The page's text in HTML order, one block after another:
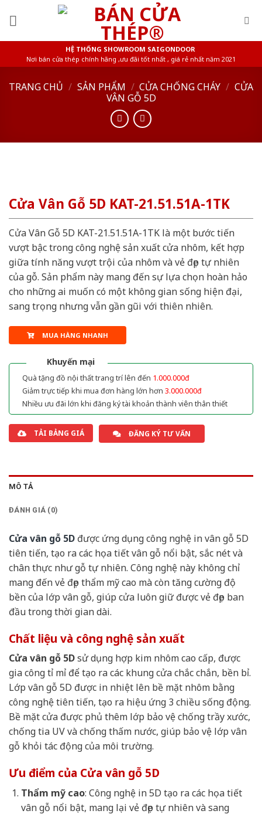
HỆ THỐNG SHOWROOM SAIGONDOOR
Nơi bán cửa thép chính hãng ,ưu đãi tốt nhất , giá rẻ nhất năm 2021
TRANG CHỦ / SẢN PHẨM / CỬA CHỐNG CHÁY / CỬA
VÂN GỖ 5D
Cửa Vân Gỗ 5D KAT-21.51.51A-1TK
Cửa Vân Gỗ 5D KAT-21.51.51A-1TK là một bước tiến
vượt bậc trong công nghệ sản xuất cửa nhôm, kết hợp
giữa tính năng vượt trội của nhôm và vẻ đẹp tự nhiên
của gỗ. Sản phẩm này mang đến sự lựa chọn hoàn hảo
cho những ai muốn có một không gian sống hiện đại,
sang trọng nhưng vẫn gần gũi với thiên nhiên.
MUA HÀNG NHANH
Khuyến mại
Quà tặng đồ nội thất trang trí lên đến 1.000.000đ
Giảm trực tiếp khi mua đơn hàng lớn hơn 3.000.000đ
Nhiều ưu đãi lớn khi đăng ký tài khoản thành viên thân thiết
TẢI BẢNG GIÁ ĐĂNG KÝ TƯ VẤN
MÔ TẢ
ĐÁNH GIÁ (0)
Cửa vân gỗ 5D được ứng dụng công nghệ in vân gỗ 5D
tiên tiến, tạo ra các họa tiết vân gỗ nổi bật, sắc nét và
chân thực như gỗ tự nhiên. Công nghệ này không chỉ
mang đến vẻ đẹp thẩm mỹ cao mà còn tăng cường độ
bền của lớp vân gỗ, giúp cửa luôn giữ được vẻ đẹp ban
đầu trong thời gian dài.
Chất liệu và công nghệ sản xuất
Cửa vân gỗ 5Dsử dụng hợp kim nhôm cao cấp, được
gia công tỉ mỉ để tạo ra các khung cửa chắc chắn, bền bỉ.
Lớp vân gỗ 5D được in nhiệt lên bề mặt nhôm bằng
công nghệ tiên tiến, tạo ra hiệu ứng 3 chiều sống động.
Bề mặt cửa được phủ thêm lớp bảo vệ chống trầy xước,
chống tia UV và chống thấm nước, giúp bảo vệ lớp vân
gỗ khỏi tác động của môi trường.
Ưu điểm của Cửa vân gỗ 5D
Thẩm mỹ cao: Công nghệ in 5D tạo ra các họa tiết
vân gỗ nổi bật, mang lại vẻ đẹp tự nhiên và sang